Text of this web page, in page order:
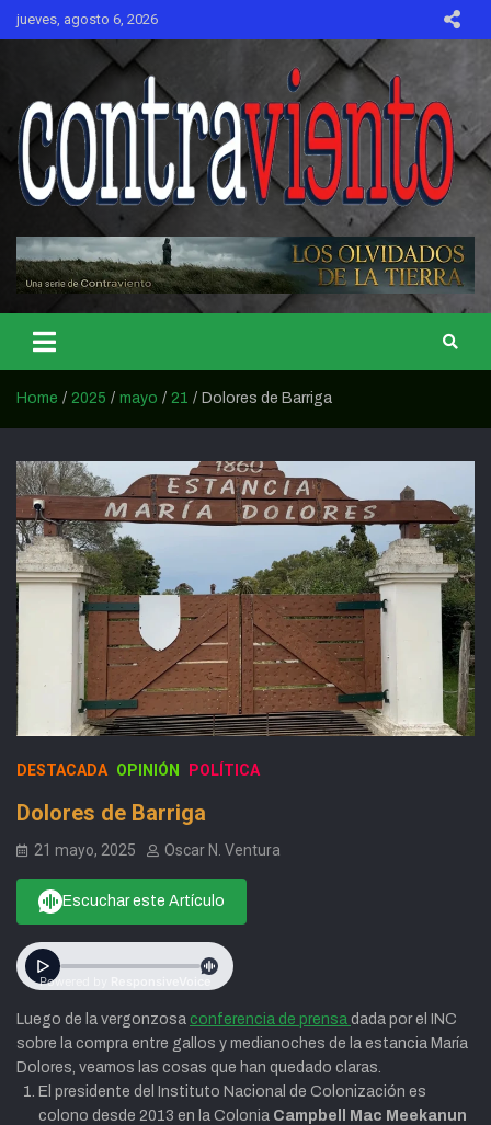
Skip
jueves, agosto 6, 2026
CONTRAVIENTO
Home 2025 mayo 21 Dolores de Barriga
DESTACADA OPINIÓN POLÍTICA
Dolores de Barriga
21 mayo, 2025 Oscar N. Ventura
Escuchar este Artículo
Luego de la vergonzosa conferencia de prensa dada por el INC
sobre la compra entre gallos y medianoches de la estancia María
Dolores, veamos las cosas que han quedado claras.
El presidente del Instituto Nacional de Colonización es
colono desde 2013 en la Colonia Campbell Mac Meekanun